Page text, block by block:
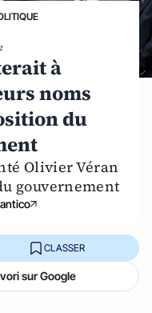
à
noms
du
Olivier Véran
gouvernement
CLASSER
sur Google